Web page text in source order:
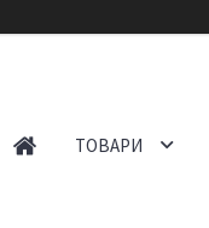
ТОВАРИ